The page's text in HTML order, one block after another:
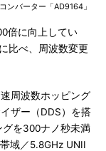
ンバーター「AD9164」
倍に向上してい
比べ、周波数変更
周波数ホッピング
ザー（DDS）を搭
を300ナノ秒未満
域／5.8GHz UNII